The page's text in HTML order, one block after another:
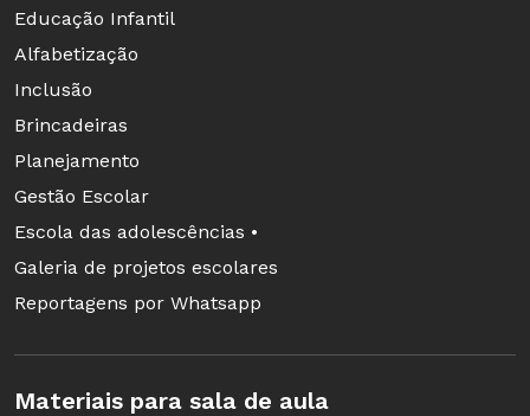
Educação Infantil
Alfabetização
Inclusão
Brincadeiras
Planejamento
Gestão Escolar
Escola das adolescências •
Galeria de projetos escolares
Reportagens por Whatsapp
Materiais para sala de aula